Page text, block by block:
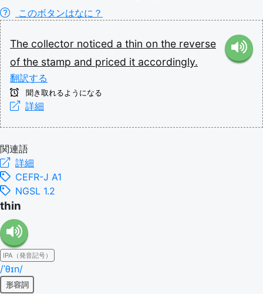
このボタンはなに？
The collector noticed a thin on the reverse
of the stamp and priced it accordingly.
翻訳する
聞き取れるようになる
詳細
関連語
詳細
CEFR-J A1
NGSL 1.2
thin
IPA（発音記号）
/ˈθɪn/
形容詞